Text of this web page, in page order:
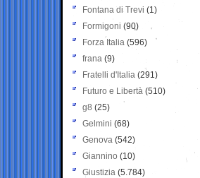
Fontana di Trevi (1)
Formigoni (90)
Forza Italia (596)
frana (9)
Fratelli d'Italia (291)
Futuro e Libertà (510)
g8 (25)
Gelmini (68)
Genova (542)
Giannino (10)
Giustizia (5.784)